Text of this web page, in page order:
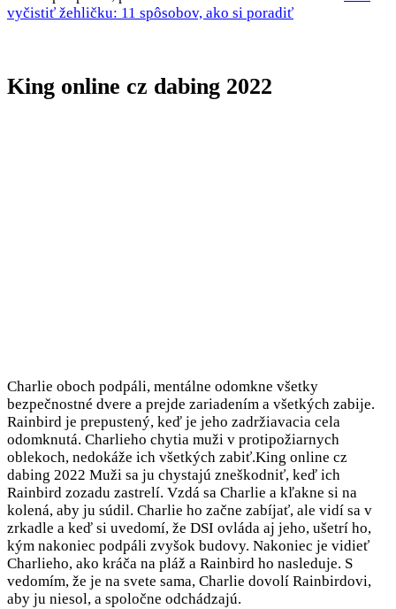
vyčistiť žehličku: 11 spôsobov, ako si poradiť
King online cz dabing 2022
Charlie oboch podpáli, mentálne odomkne všetky
bezpečnostné dvere a prejde zariadením a všetkých zabije.
Rainbird je prepustený, keď je jeho zadržiavacia cela
odomknutá. Charlieho chytia muži v protipožiarnych
oblekoch, nedokáže ich všetkých zabiť.King online cz
dabing 2022 Muži sa ju chystajú zneškodniť, keď ich
Rainbird zozadu zastrelí. Vzdá sa Charlie a kľakne si na
kolená, aby ju súdil. Charlie ho začne zabíjať, ale vidí sa v
zrkadle a keď si uvedomí, že DSI ovláda aj jeho, ušetrí ho,
kým nakoniec podpáli zvyšok budovy. Nakoniec je vidieť
Charlieho, ako kráča na pláž a Rainbird ho nasleduje. S
vedomím, že je na svete sama, Charlie dovolí Rainbirdovi,
aby ju niesol, a spoločne odchádzajú.